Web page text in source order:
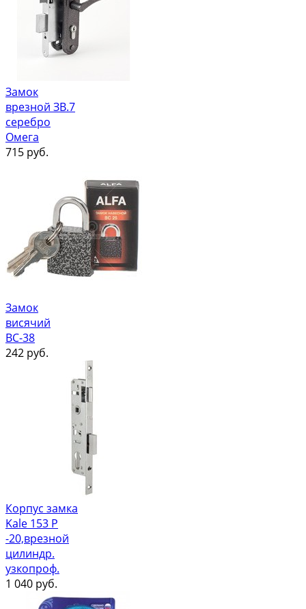
Замок
врезной ЗВ.7
серебро
Омега
715 руб.
Замок
висячий
ВС-38
242 руб.
Корпус замка
Kale 153 Р
-20,врезной
цилиндр.
узкопроф.
1 040 руб.